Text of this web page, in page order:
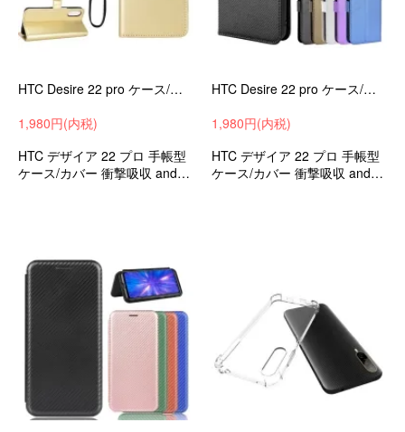
HTC Desire 22 pro ケース/カバー 手帳型 かわいい レザースタンド機能 PUレザー カード収納 HTC デザイア 22 プロ レザーケース/カバー HDB6
1,980円(内税)
HTC デザイア 22 プロ 手帳型
ケース/カバー 衝撃吸収 androi
HTC Desire 22 pro ケース/カバー 手帳型 かわいい レザースタンド機能 PUレザー カード収納 HTC デザイア 22 プロ レザーケース/カバー LLX5
1,980円(内税)
HTC デザイア 22 プロ 手帳型
ケース/カバー 衝撃吸収 androi